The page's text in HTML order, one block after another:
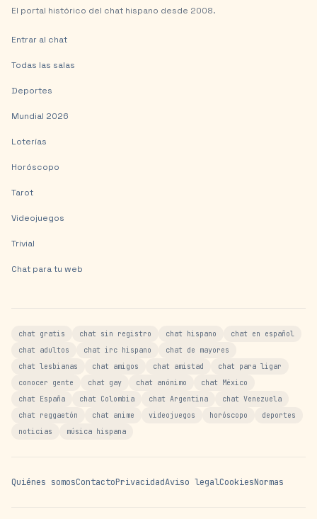
El portal histórico del chat hispano desde 2008.
Entrar al chat
Todas las salas
Deportes
Mundial 2026
Loterías
Horóscopo
Tarot
Videojuegos
Trivial
Chat para tu web
chat gratis chat sin registro chat hispano
chat en español
chat adultos
chat irc hispano
chat de mayores
chat lesbianas
chat amigos chat amistad
chat para ligar
conocer gente
chat gay chat anónimo
chat México
chat España
chat Colombia chat Argentina
chat Venezuela
chat reggaetón
chat anime videojuegos horóscopo
deportes
noticias
música hispana
Quiénes somosContactoPrivacidadAviso legalCookiesNormas